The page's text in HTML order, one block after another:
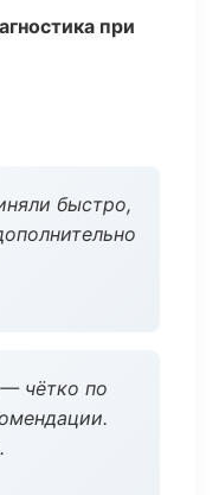
при
быстро,
чётко по